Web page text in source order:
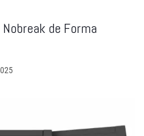
de Forma